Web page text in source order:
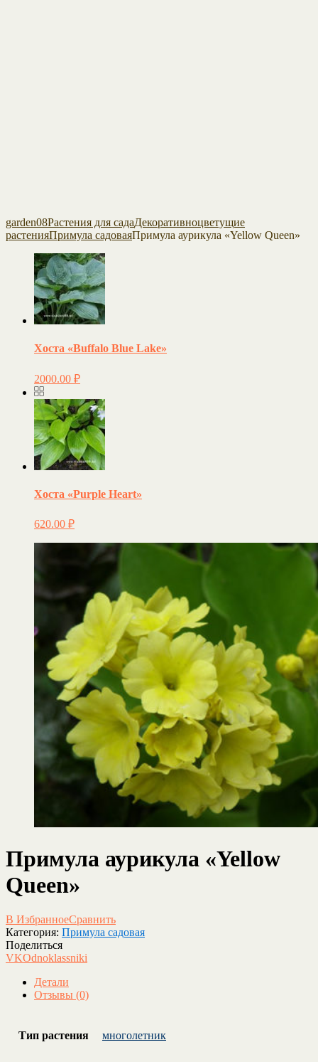
garden08Растения для садаДекоративноцветущие
растенияПримула садоваяПримула аурикула «Yellow Queen»
Хоста «Buffalo Blue Lake»
2000.00 ₽
Хоста «Purple Heart»
620.00 ₽
Примула аурикула «Yellow
Queen»
В ИзбранноеСравнить
Категория: Примула садовая
Поделиться
VKOdnoklassniki
Детали
Отзывы (0)
Тип растения многолетник